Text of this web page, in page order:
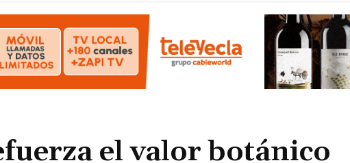
el valor botánico